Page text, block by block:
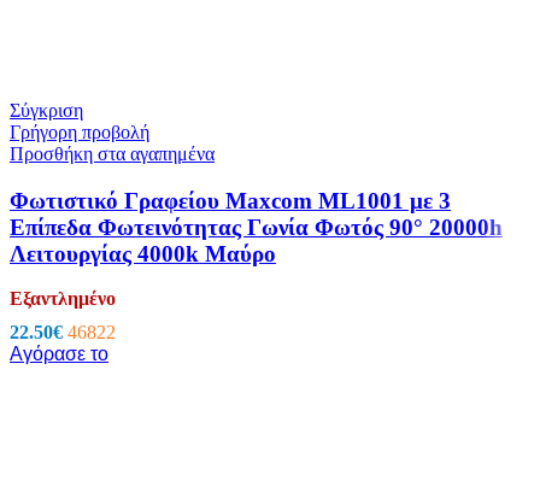
Σύγκριση
Γρήγορη προβολή
Προσθήκη στα αγαπημένα
Φωτιστικό Γραφείου Maxcom ML1001 με 3
Επίπεδα Φωτεινότητας Γωνία Φωτός 90° 20000h
Λειτουργίας 4000k Μαύρο
Εξαντλημένο
22.50€ 46822
Αγόρασε το